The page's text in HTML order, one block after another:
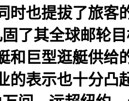
时也提拔了旅客
了其全球邮轮
和巨型逛艇供给
的表示也十分凸